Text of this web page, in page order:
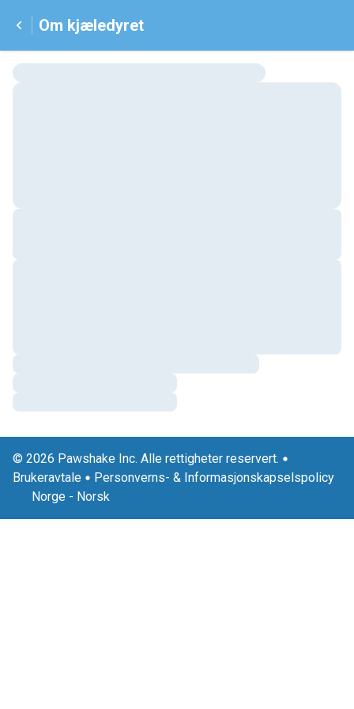
Om kjæledyret
© 2026 Pawshake Inc. Alle rettigheter reservert.
Brukeravtale
Personverns- & Informasjonskapselspolicy
Norge - Norsk